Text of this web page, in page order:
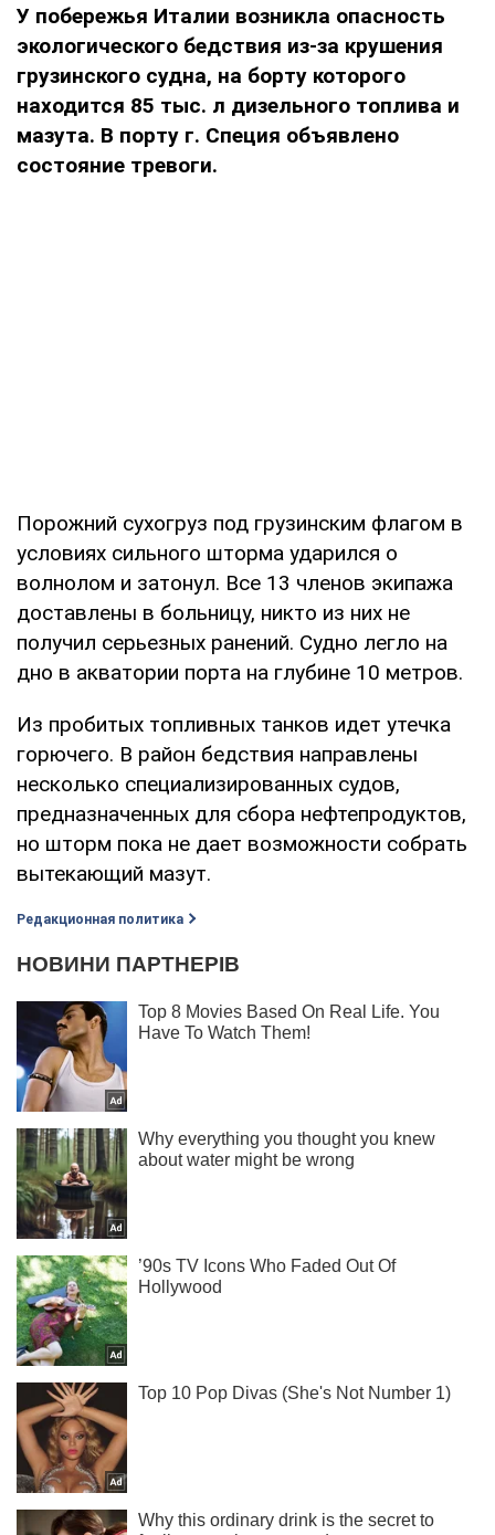
У побережья Италии возникла опасность
экологического бедствия из-за крушения
грузинского судна, на борту которого
находится 85 тыс. л дизельного топлива и
мазута. В порту г. Специя объявлено
состояние тревоги.
Порожний сухогруз под грузинским флагом в
условиях сильного шторма ударился о
волнолом и затонул. Все 13 членов экипажа
доставлены в больницу, никто из них не
получил серьезных ранений. Судно легло на
дно в акватории порта на глубине 10 метров.
Из пробитых топливных танков идет утечка
горючего. В район бедствия направлены
несколько специализированных судов,
предназначенных для сбора нефтепродуктов,
но шторм пока не дает возможности собрать
вытекающий мазут.
Редакционная политика